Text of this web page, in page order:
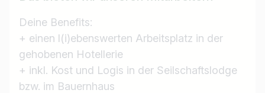
Deine Benefits:
+ einen l(i)ebenswerten Arbeitsplatz in der
gehobenen Hotellerie
+ inkl. Kost und Logis in der Seilschaftslodge
bzw. im Bauernhaus
Ich suche nach …
z.B. Österreich
Land / Bundesland